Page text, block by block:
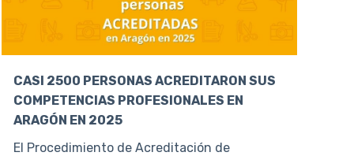
CASI 2500 PERSONAS ACREDITARON SUS
COMPETENCIAS PROFESIONALES EN
ARAGÓN EN 2025
El Procedimiento de Acreditación de